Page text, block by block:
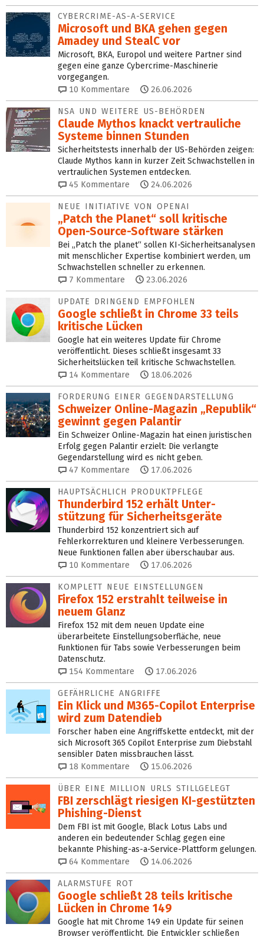
CYBERCRIME-AS-A-SERVICE
Microsoft und BKA gehen gegen
Amadey und StealC vor
Microsoft, BKA, Europol und weitere Partner sind
gegen eine ganze Cybercrime-Maschinerie
vorgegangen.
10 Kommentare 26.06.2026
NSA UND WEITERE US-BEHÖRDEN
Claude Mythos knackt vertrauliche
Systeme binnen Stunden
Sicherheitstests innerhalb der US-Behörden zeigen:
Claude Mythos kann in kurzer Zeit Schwachstellen in
vertraulichen Systemen entdecken.
45 Kommentare 24.06.2026
NEUE INITIATIVE VON OPENAI
„Patch the Planet“ soll kriti­sche
Open-Source-Software stärken
Bei „Patch the planet“ sollen KI-Sicherheitsanalysen
mit menschlicher Expertise kombiniert werden, um
Schwachstellen schneller zu erkennen.
7 Kommentare 23.06.2026
UPDATE DRINGEND EMPFOHLEN
Google schließt in Chrome 33 teils
kritische Lücken
Google hat ein weiteres Update für Chrome
veröffentlicht. Dieses schließt insgesamt 33
Sicherheitslücken teil kritische Schwachstellen.
14 Kommentare 18.06.2026
FORDERUNG EINER GEGENDARSTEL­LUNG
Schweizer Online-Magazin „Republik“
gewinnt gegen Palantir
Ein Schweizer Online-Magazin hat einen juristischen
Erfolg gegen Palantir erzielt: Die verlangte
Gegendarstellung wird es nicht geben.
47 Kommentare 17.06.2026
HAUPTSÄCHLICH PRODUKTPFLEGE
Thunderbird 152 erhält Unter­
stützung für Sicherheits­ge­räte
Thunderbird 152 konzentriert sich auf
Fehlerkorrekturen und kleinere Verbesserungen.
Neue Funktionen fallen aber überschaubar aus.
10 Kommentare 17.06.2026
KOMPLETT NEUE EINSTELLUNGEN
Firefox 152 erstrahlt teilweise in
neuem Glanz
Firefox 152 mit dem neuen Update eine
überarbeitete Einstellungsoberfläche, neue
Funktionen für Tabs sowie Verbesserungen beim
Datenschutz.
154 Kommentare 17.06.2026
GEFÄHRLICHE ANGRIFFE
Ein Klick und M365-Copilot Enterprise
wird zum Da­ten­dieb
Forscher haben eine Angriffskette entdeckt, mit der
sich Microsoft 365 Copilot Enterprise zum Diebstahl
sensibler Daten missbrauchen lässt.
18 Kommentare 15.06.2026
ÜBER EINE MILLION URLS STILLGELEGT
FBI zerschlägt riesigen KI-gestützten
Phishing-Dienst
Dem FBI ist mit Google, Black Lotus Labs und
anderen ein bedeutender Schlag gegen eine
bekannte Phishing-as-a-Service-Plattform gelungen.
64 Kommentare 14.06.2026
ALARMSTUFE ROT
Google schließt 28 teils kritische
Lücken in Chrome 149
Google hat mit Chrome 149 ein Update für seinen
Browser veröffentlicht. Die Entwickler schließen